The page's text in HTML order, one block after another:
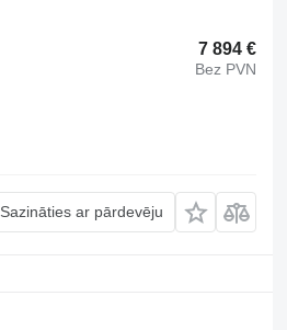
7 894 €
Bez PVN
Sazināties ar pārdevēju